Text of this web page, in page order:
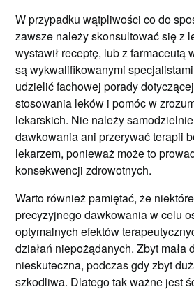
W przypadku wątpliwości co do
zawsze należy skonsultować się z
wystawił receptę, lub z farmaceutą
są wykwalifikowanymi
udzielić fachowej porady
stosowania leków i pomóc w
lekarskich. Nie należy
dawkowania ani przerywać terapii
lekarzem, ponieważ może to
konsekwencji zdrowotnych.
Warto również pamiętać, że
precyzyjnego dawkowania w celu
optymalnych efektów
działań niepożądanych. Zbyt mała
nieskuteczna, podczas gdy zbyt
szkodliwa. Dlatego tak ważne jest